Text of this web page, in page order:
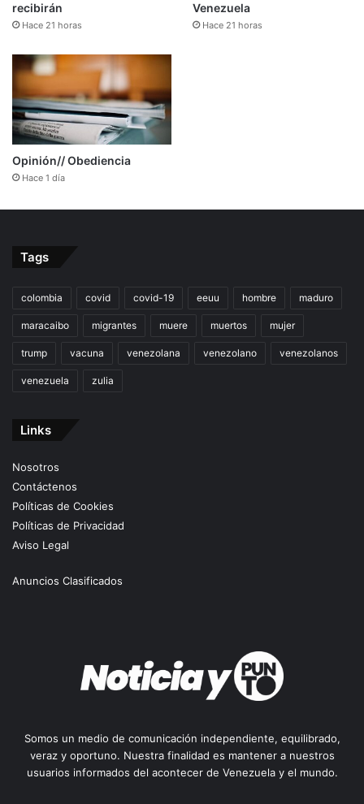
recibirán
Hace 21 horas
Venezuela
Hace 21 horas
Opinión// Obediencia
Hace 1 día
Tags
colombia covid covid-19 eeuu hombre maduro
maracaibo migrantes muere muertos mujer
trump vacuna venezolana venezolano venezolanos
venezuela zulia
Links
Nosotros
Contáctenos
Políticas de Cookies
Políticas de Privacidad
Aviso Legal
Anuncios Clasificados
Somos un medio de comunicación independiente, equilibrado,
veraz y oportuno. Nuestra finalidad es mantener a nuestros
usuarios informados del acontecer de Venezuela y el mundo.